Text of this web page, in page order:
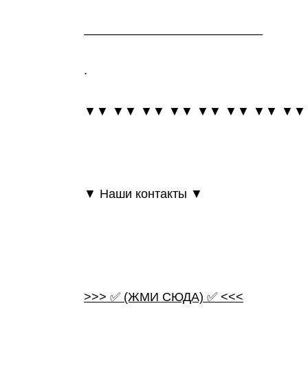
.
▼▼ ▼▼ ▼▼ ▼▼ ▼▼ ▼▼ ▼▼
▼ Наши контакты ▼
>>> ✅ (ЖМИ СЮДА) ✅ <<<